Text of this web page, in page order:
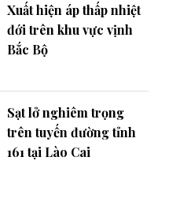
Xuất hiện áp thấp nhiệt
đới trên khu vực vịnh
Bắc Bộ
Sạt lở nghiêm trọng
trên tuyến đường tỉnh
161 tại Lào Cai